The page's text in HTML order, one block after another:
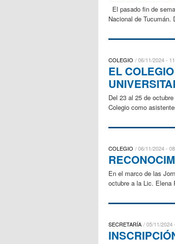
El pasado fin de
Nacional de
COLEGIO 06/11/2024 -
EL
Del 23 al 25 de
Colegio como
COLEGIO 06/11/2024 -
En el marco de las
octubre a la Lic. Elena
SECRETARÍA 05/11/2024